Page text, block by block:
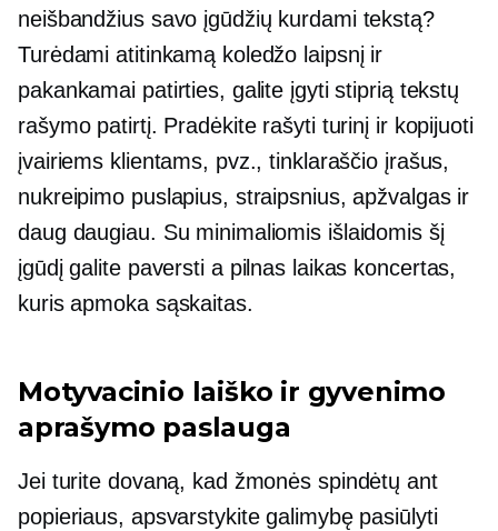
neišbandžius savo įgūdžių kurdami tekstą?
Turėdami atitinkamą koledžo laipsnį ir
pakankamai patirties, galite įgyti stiprią tekstų
rašymo patirtį. Pradėkite rašyti turinį ir kopijuoti
įvairiems klientams, pvz., tinklaraščio įrašus,
nukreipimo puslapius, straipsnius, apžvalgas ir
daug daugiau. Su minimaliomis išlaidomis šį
įgūdį galite paversti a pilnas laikas koncertas,
kuris apmoka sąskaitas.
Motyvacinio laiško ir gyvenimo
aprašymo paslauga
Jei turite dovaną, kad žmonės spindėtų ant
popieriaus, apsvarstykite galimybę pasiūlyti